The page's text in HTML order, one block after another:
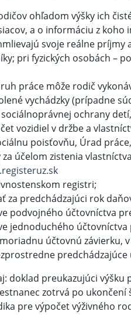
ohľadom výšky ich
a o informáciu z koho
svoje reálne
pri fyzických osobách –
práce môže rodič
vychádzky (prípadne
ochrany
vozidiel v držbe a
poisťovňu, Úrad
účelom zistenia
registri;
za predchádzajúci rok
podvojného účtovníctva
jednoduchého
účtovnú závierku,
doklad preukazujúci
zotrvá po
pre výpočet výživného